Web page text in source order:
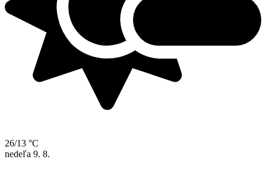
26/13 °C
nedeľa 9. 8.